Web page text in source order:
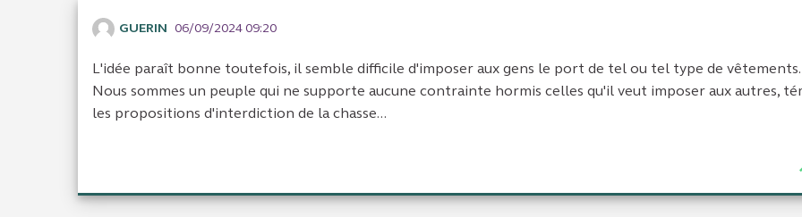
GUERIN 06/09/2024 09:20
L'idée paraît bonne toutefois, il semble difficile d'imposer aux gens le port de tel ou tel type de vêtements.
Nous sommes un peuple qui ne supporte aucune contrainte hormis celles qu'il veut imposer aux autres,
les propositions d'interdiction de la chasse...